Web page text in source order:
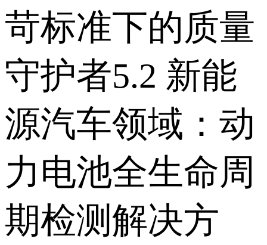
苛标准下的质量
守护者 5.2 新能
源汽车领域：动
力电池全生命周
期检测解决方